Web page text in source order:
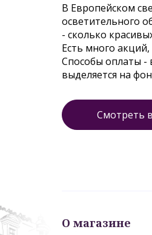
В Европейском
осветительного
- сколько
Есть много
Способы оплаты
выделяется на
Смотреть
О магазине